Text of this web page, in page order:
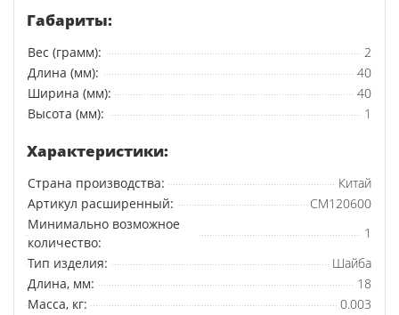
Габариты:
Вес (грамм):
2
Длина (мм):
40
Ширина (мм):
40
Высота (мм):
1
Характеристики:
Страна производства:
Китай
Артикул расширенный:
CM120600
Минимально возможное
количество:
1
Тип изделия:
Шайба
Длина, мм:
18
Масса, кг:
0.003